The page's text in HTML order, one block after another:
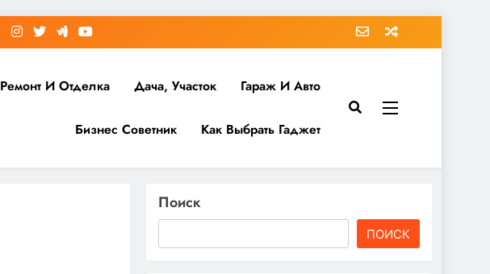
Ремонт И Отделка Дача, Участок Гараж И Авто
Бизнес Советник Как Выбрать Гаджет
Поиск
ПОИСК